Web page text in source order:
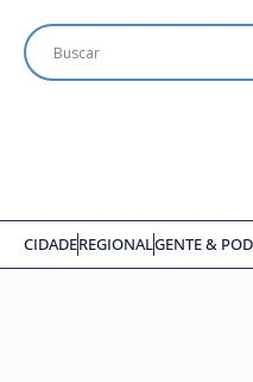
CIDADEREGIONALGENTE &